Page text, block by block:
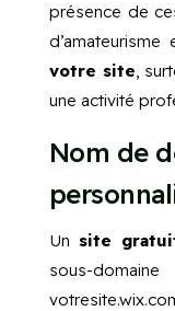
présence de
votre site,
une activité
Nom de
Un site
sous-